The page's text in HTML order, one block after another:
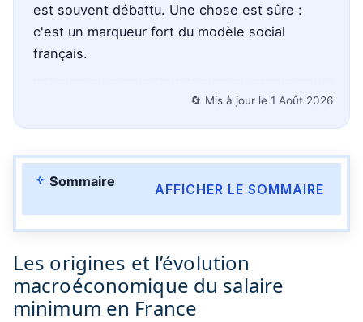
est souvent débattu. Une chose est sûre :
c'est un marqueur fort du modèle social
français.
🔄 Mis à jour le 1 Août 2026
Sommaire AFFICHER LE SOMMAIRE
Les origines et l’évolution
macroéconomique du salaire
minimum en France